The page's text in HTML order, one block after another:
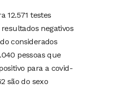
12.571 testes
negativos
considerados
pessoas que
para a covid-
são do sexo